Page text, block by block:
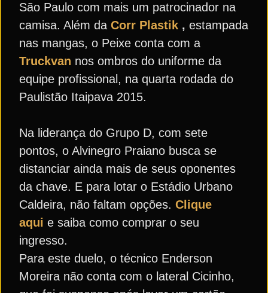
São Paulo com mais um patrocinador na
camisa. Além da Corr Plastik , estampada
nas mangas, o Peixe conta com a
Truckvan nos ombros do uniforme da
equipe profissional, na quarta rodada do
Paulistão Itaipava 2015.
Na liderança do Grupo D, com sete
pontos, o Alvinegro Praiano busca se
distanciar ainda mais de seus oponentes
da chave. E para lotar o Estádio Urbano
Caldeira, não faltam opções. Clique
aqui e saiba como comprar o seu
ingresso.
Para este duelo, o técnico Enderson
Moreira não conta com o lateral Cicinho,